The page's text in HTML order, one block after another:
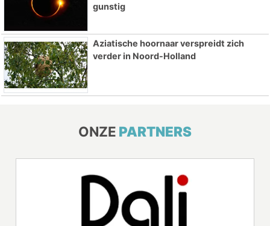
gunstig
Aziatische hoornaar verspreidt zich
verder in Noord-Holland
ONZE PARTNERS